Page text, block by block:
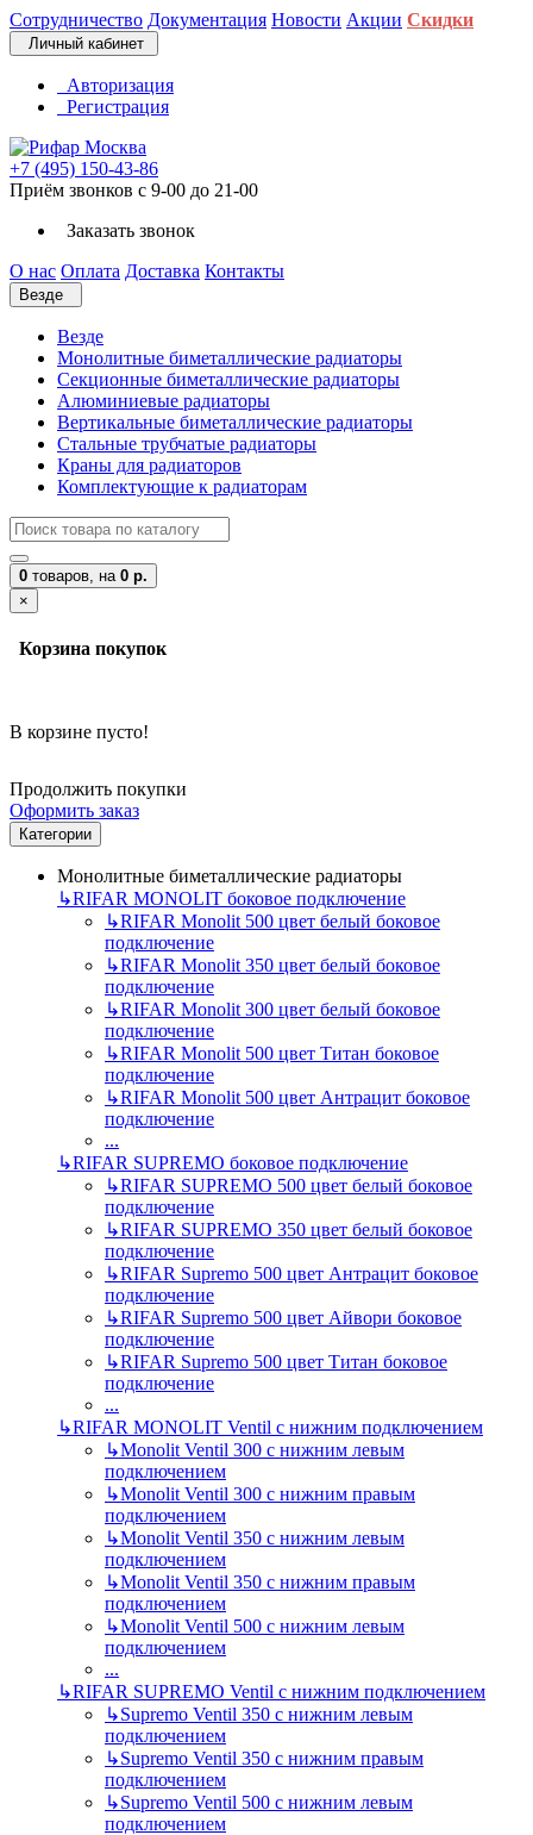
Сотрудничество Документация Новости Акции Скидки
Личный кабинет
Авторизация
Регистрация
+7 (495) 150-43-86
Приём звонков с 9-00 до 21-00
Заказать звонок
О нас Оплата Доставка Контакты
Везде
Везде
Монолитные биметаллические радиаторы
Секционные биметаллические радиаторы
Алюминиевые радиаторы
Вертикальные биметаллические радиаторы
Стальные трубчатые радиаторы
Краны для радиаторов
Комплектующие к радиаторам
0 товаров, на 0 р.
×
Корзина покупок
В корзине пусто!
Продолжить покупки
Оформить заказ
Категории
Монолитные биметаллические радиаторы
↳RIFAR MONOLIT боковое подключение
↳RIFAR Monolit 500 цвет белый боковое
подключение
↳RIFAR Monolit 350 цвет белый боковое
подключение
↳RIFAR Monolit 300 цвет белый боковое
подключение
↳RIFAR Monolit 500 цвет Титан боковое
подключение
↳RIFAR Monolit 500 цвет Антрацит боковое
подключение
...
↳RIFAR SUPREMO боковое подключение
↳RIFAR SUPREMO 500 цвет белый боковое
подключение
↳RIFAR SUPREMO 350 цвет белый боковое
подключение
↳RIFAR Supremo 500 цвет Антрацит боковое
подключение
↳RIFAR Supremo 500 цвет Айвори боковое
подключение
↳RIFAR Supremo 500 цвет Титан боковое
подключение
...
↳RIFAR MONOLIT Ventil с нижним подключением
↳Monolit Ventil 300 с нижним левым
подключением
↳Monolit Ventil 300 с нижним правым
подключением
↳Monolit Ventil 350 с нижним левым
подключением
↳Monolit Ventil 350 с нижним правым
подключением
↳Monolit Ventil 500 с нижним левым
подключением
...
↳RIFAR SUPREMO Ventil с нижним подключением
↳Supremo Ventil 350 с нижним левым
подключением
↳Supremo Ventil 350 с нижним правым
подключением
↳Supremo Ventil 500 с нижним левым
подключением